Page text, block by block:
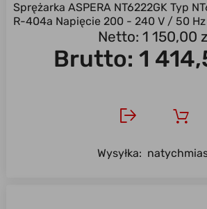
Sprężarka ASPERA NT6222GK Typ
R-404a Napięcie 200 - 240 V / 50 Hz
Netto: 1 150,00
Brutto:1
Wysyłka: